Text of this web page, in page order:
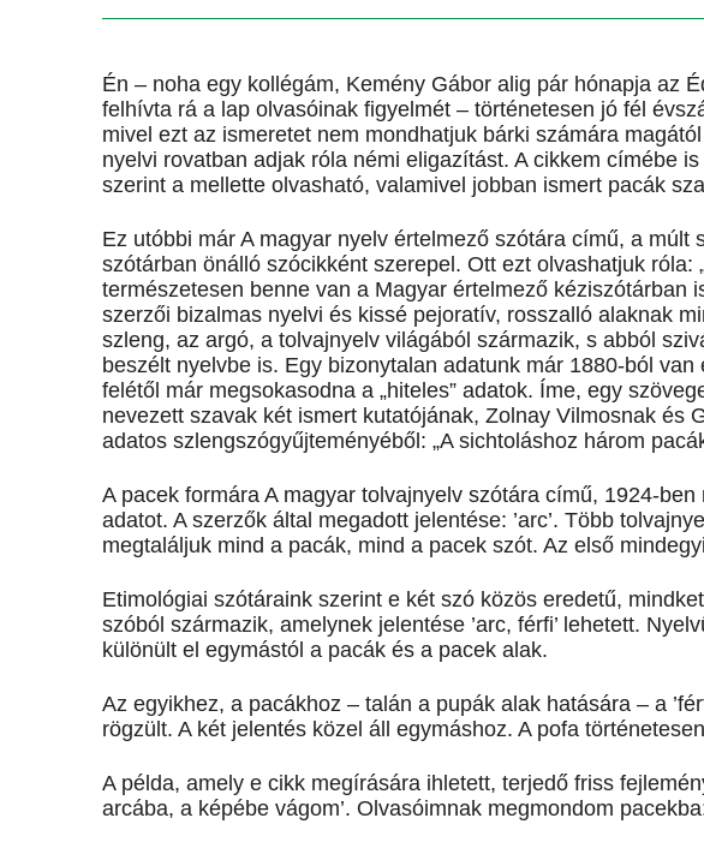
Én – noha egy kollégám, Kemény Gábor alig pár hónapja az
felhívta rá a lap olvasóinak figyelmét – történetesen jó fél
mivel ezt az ismeretet nem mondhatjuk bárki számára
nyelvi rovatban adjak róla némi eligazítást. A cikkem címébe
szerint a mellette olvasható, valamivel jobban ismert pacák
Ez utóbbi már A magyar nyelv értelmező szótára című, a múlt
szótárban önálló szócikként szerepel. Ott ezt olvashatjuk róla:
természetesen benne van a Magyar értelmező kéziszótárban
szerzői bizalmas nyelvi és kissé pejoratív, rosszalló alaknak
szleng, az argó, a tolvajnyelv világából származik, s abból
beszélt nyelvbe is. Egy bizonytalan adatunk már 1880-ból
felétől már megsokasodna a „hiteles” adatok. Íme, egy
nevezett szavak két ismert kutatójának, Zolnay Vilmosnak és
adatos szlengszógyűjteményéből: „A sichtoláshoz három
A pacek formára A magyar tolvajnyelv szótára című, 1924-
adatot. A szerzők által megadott jelentése: ’arc’. Több
megtaláljuk mind a pacák, mind a pacek szót. Az első
Etimológiai szótáraink szerint e két szó közös eredetű,
szóból származik, amelynek jelentése ’arc, férfi’ lehetett.
különült el egymástól a pacák és a pacek alak.
Az egyikhez, a pacákhoz – talán a pupák alak hatására – a
rögzült. A két jelentés közel áll egymáshoz. A pofa
A példa, amely e cikk megírására ihletett, terjedő friss
arcába, a képébe vágom’. Olvasóimnak megmondom